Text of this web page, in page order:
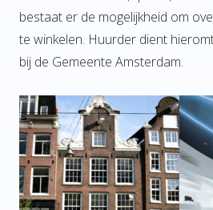
bestaat er de mogelijkheid om
te winkelen. Huurder dient
bij de Gemeente Amsterdam.